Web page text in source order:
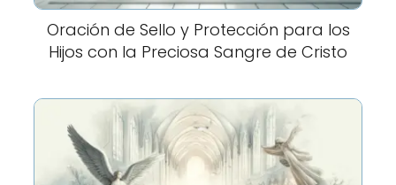
Oración de Sello y Protección para los
Hijos con la Preciosa Sangre de Cristo